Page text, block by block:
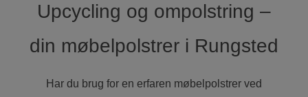
Upcycling og ompolstring –
din møbelpolstrer i Rungsted
Har du brug for en erfaren møbelpolstrer ved